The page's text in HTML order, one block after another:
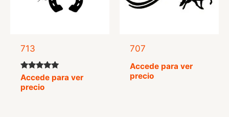
713
Valorado
con
5.00
Accede para ver
precio
707
Accede para ver
precio